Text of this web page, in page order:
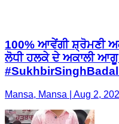
100% ਆਵੇਂਗੀ ਸ਼੍ਰੋਮਣੀ
ਲੋਧੀ ਹਲਕੇ ਦੇ ਅਕਾਲੀ ਆਗੂ
Mansa, Mansa | Aug 2,